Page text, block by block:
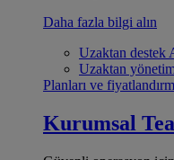
Daha fazla bilgi alın
Uzaktan destek
Uzaktan
Planları ve
Kurumsal